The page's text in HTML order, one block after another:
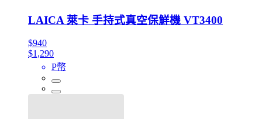
LAICA 萊卡 手持式真空保鮮機 VT3400
$940
$1,290
P幣